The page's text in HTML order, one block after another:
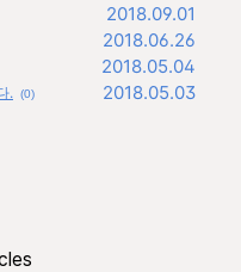
2018.09.01
2018.06.26
2018.05.04
. (0) 2018.05.03